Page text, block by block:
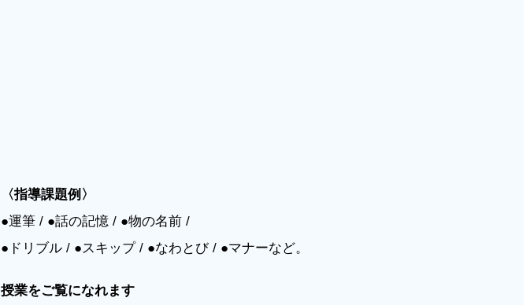
〈指導課題例〉
●運筆 / ●話の記憶 / ●物の名前 /
●ドリブル / ●スキップ / ●なわとび / ●マナーなど。
授業をご覧になれます